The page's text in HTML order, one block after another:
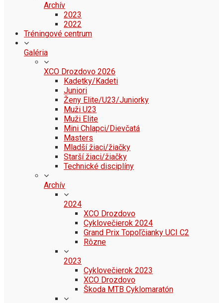
Archív
2023
2022
Tréningové centrum
Galéria
XCO Drozdovo 2026
Kadetky/Kadeti
Juniori
Ženy Elite/U23/Juniorky
Muži U23
Muži Elite
Mini Chlapci/Dievčatá
Masters
Mladší žiaci/žiačky
Starší žiaci/žiačky
Technické disciplíny
Archív
2024
XCO Drozdovo
Cyklovečierok 2024
Grand Prix Topoľčianky UCI C2
Rôzne
2023
Cyklovečierok 2023
XCO Drozdovo
Škoda MTB Cyklomaratón